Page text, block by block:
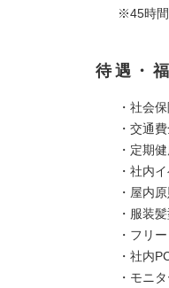
※45時間
待遇・
・社会
・交通
・定期
・社内
・屋内
・服装
・フリ
・社内
・モニ